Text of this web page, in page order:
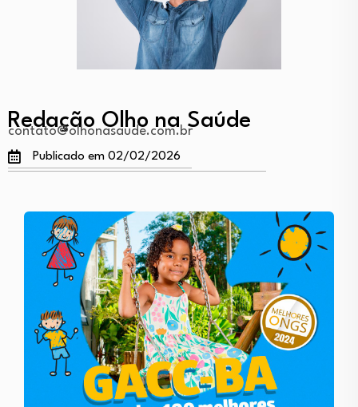
Redação Olho na Saúde
contato@olhonasaude.com.br
Publicado em 02/02/2026